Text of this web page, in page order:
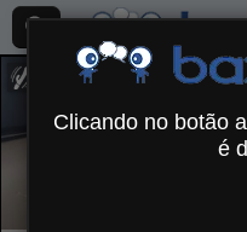
Clicando no botão
é